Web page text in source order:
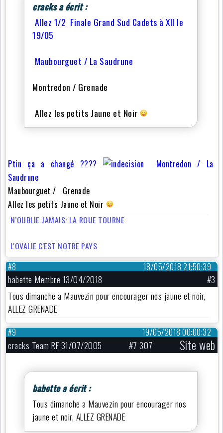
cracks a écrit :
Allez 1/2 Finale Grand Sud Cadets à XII le
19/05
Maubourguet / La Saudrune
Montredon / Grenade
Allez les petits Jaune et Noir
Ptin ça a changé ????
Montredon / La
Saudrune
Maubourguet / Grenade
Allez les petits Jaune et Noir
N’OUBLIE JAMAIS: LA ROUE TOURNE
L'OVALIE C'EST NOTRE PAYS
18/05/2018 21:50:39
#8
babette Membre 13/04/2018
#3
Tous dimanche a Mauvezin pour encourager nos jaune et noir,
ALLEZ GRENADE
19/05/2018 00:00:32
#9
cracks Team RF 31/07/2005 #7 307 Site web
babette a écrit :
Tous dimanche a Mauvezin pour encourager nos
jaune et noir, ALLEZ GRENADE